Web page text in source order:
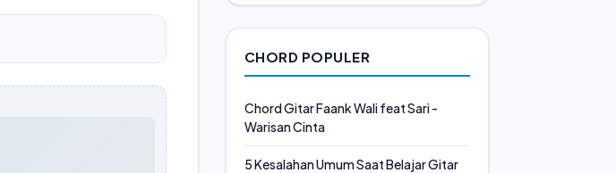
CHORD POPULER
Chord Gitar Faank Wali feat Sari -
Warisan Cinta
5 Kesalahan Umum Saat Belajar Gitar